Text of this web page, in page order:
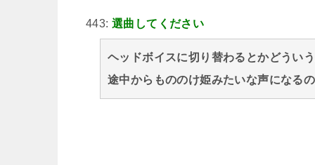
443: 選曲してください
ヘッドボイスに切り替わるとかどうい
途中からもののけ姫みたいな声になる